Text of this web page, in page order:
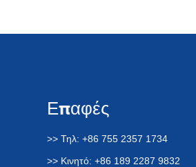
Επαφές
>> Τηλ: +86 755 2357 1734
>> Κινητό: +86 189 2287 9832